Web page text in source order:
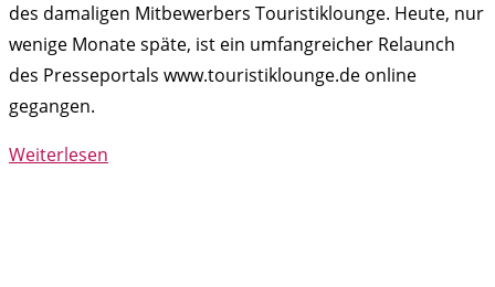
des damaligen Mitbewerbers Touristiklounge. Heute, nur
wenige Monate späte, ist ein umfangreicher Relaunch
des Presseportals www.touristiklounge.de online
gegangen.
Weiterlesen